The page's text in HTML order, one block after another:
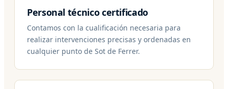
Personal técnico certificado
Contamos con la cualificación necesaria para
realizar intervenciones precisas y ordenadas en
cualquier punto de Sot de Ferrer.